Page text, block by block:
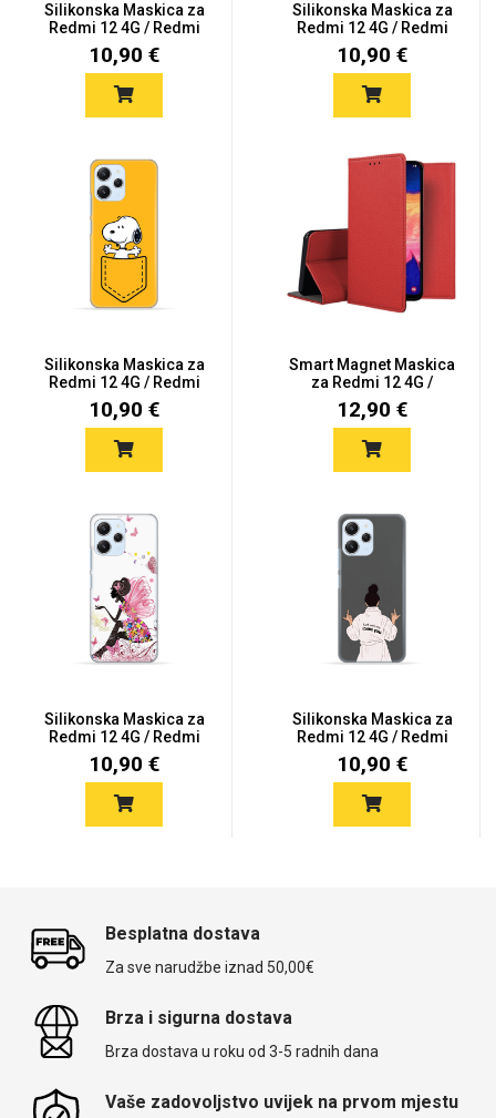
Silikonska Maskica za
Redmi 12 4G / Redmi
12 5...
10,90 €
Silikonska Maskica za
Redmi 12 4G / Redmi
12 5...
10,90 €
Silikonska Maskica za
Redmi 12 4G / Redmi
12 5...
10,90 €
Smart Magnet Maskica
za Redmi 12 4G /
Redmi 12...
12,90 €
Silikonska Maskica za
Redmi 12 4G / Redmi
12 5...
10,90 €
Silikonska Maskica za
Redmi 12 4G / Redmi
12 5...
10,90 €
Besplatna dostava
Za sve narudžbe iznad 50,00€
Brza i sigurna dostava
Brza dostava u roku od 3-5 radnih dana
Vaše zadovoljstvo uvijek na prvom mjestu